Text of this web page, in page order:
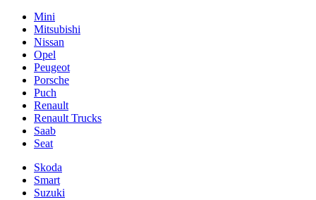
Mini
Mitsubishi
Nissan
Opel
Peugeot
Porsche
Puch
Renault
Renault Trucks
Saab
Seat
Skoda
Smart
Suzuki